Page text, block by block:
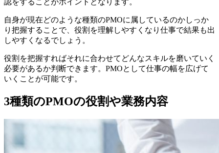
自身が現在どのような種類のPMOに属しているのかしっか
り把握することで、役割を理解しやすくなり仕事で結果も出
しやすくなるでしょう。
役割を把握すればそれに合わせてどんなスキルを磨いていく
必要があるか判断できます。PMOとして仕事の幅を広げて
いくことが可能です。
3種類のPMOの役割や業務内容